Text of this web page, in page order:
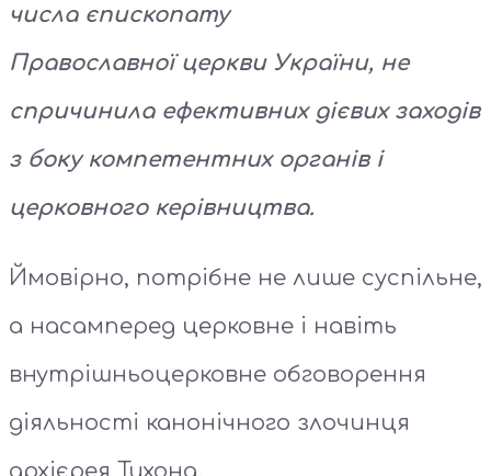
числа єпископату
Православноїцеркви України, не
спричинила ефективних дієвих заходів
з боку компетентних органів і
церковного керівництва.
Ймовірно, потрібне не лише суспільне,
а насамперед церковне і навіть
внутрішньоцерковне обговорення
діяльності канонічного злочинця